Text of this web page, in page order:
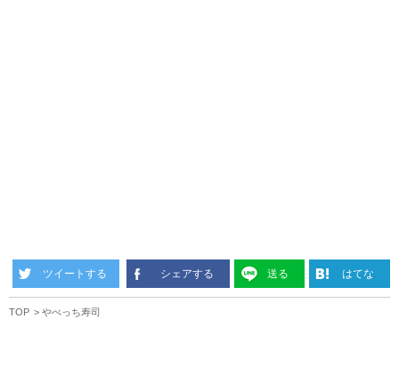
ツイートする シェアする 送る はてな
TOP やべっち寿司